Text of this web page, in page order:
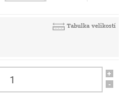
Tabulka velikostí
+
-